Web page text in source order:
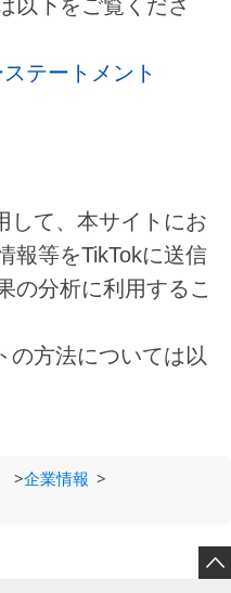
以下をご覧くださ
テートメント
して、本サイトにお
報等をTikTokに送信
の分析に利用するこ
の方法については以
>企業情報 >
